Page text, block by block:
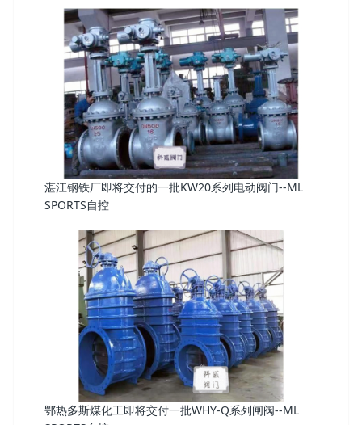
湛江钢铁厂即将交付的一批KW20系列电动阀门--ML
SPORTS自控
鄂热多斯煤化工即将交付一批WHY-Q系列闸阀--ML